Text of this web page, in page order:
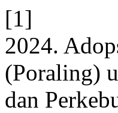
[1]
2024.
(Poraling)
dan